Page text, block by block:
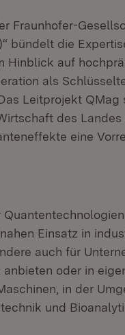
Fraunhofer-
bündelt die
Hinblick auf
als
Leitprojekt QMag
des
eine
Einsatz in
auch für
oder in
in der
und